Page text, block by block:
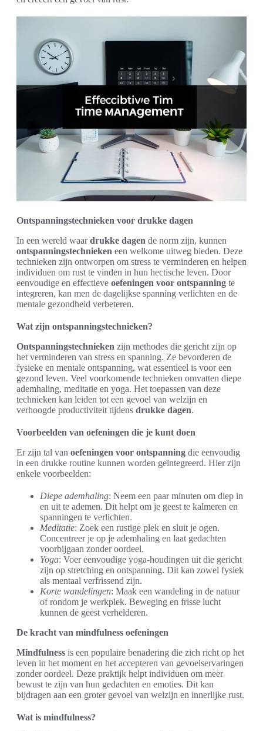
Ontspanningstechnieken voor drukke dagen
In een wereld waardrukke dagen de norm zijn, kunnen
ontspanningstechnieken een welkome uitweg bieden. Deze
technieken zijn ontworpen om stress te verminderen en helpen
individuen om rust te vinden in hun hectische leven. Door
eenvoudige en effectieve oefeningen voor ontspanning te
integreren, kan men de dagelijkse spanning verlichten en de
mentale gezondheid verbeteren.
Wat zijn ontspanningstechnieken?
Ontspanningstechnieken zijn methodes die gericht zijn op
het verminderen van stress en spanning. Ze bevorderen de
fysieke en mentale ontspanning, wat essentieel is voor een
gezond leven. Veel voorkomende technieken omvatten diepe
ademhaling, meditatie en yoga. Het toepassen van deze
technieken kan leiden tot een gevoel van welzijn en
verhoogde productiviteit tijdens drukke dagen.
Voorbeelden van oefeningen die je kunt doen
Er zijn tal van oefeningen voor ontspanning die eenvoudig
in een drukke routine kunnen worden geïntegreerd. Hier zijn
enkele voorbeelden:
Diepe ademhaling: Neem een paar minuten om diep in
en uit te ademen. Dit helpt om je geest te kalmeren en
spanningen te verlichten.
Meditatie: Zoek een rustige plek en sluit je ogen.
Concentreer je op je ademhaling en laat gedachten
voorbijgaan zonder oordeel.
Yoga: Voer eenvoudige yoga-houdingen uit die gericht
zijn op stretching en ontspanning. Dit kan zowel fysiek
als mentaal verfrissend zijn.
Korte wandelingen: Maak een wandeling in de natuur
of rondom je werkplek. Beweging en frisse lucht
kunnen de geest verhelderen.
De kracht van mindfulness oefeningen
Mindfulness is een populaire benadering die zich richt op het
leven in het moment en het accepteren van gevoelservaringen
zonder oordeel. Deze praktijk helpt individuen om meer
bewust te zijn van hun gedachten en emoties. Dit kan
bijdragen aan een groter gevoel van welzijn en innerlijke rust.
Wat is mindfulness?